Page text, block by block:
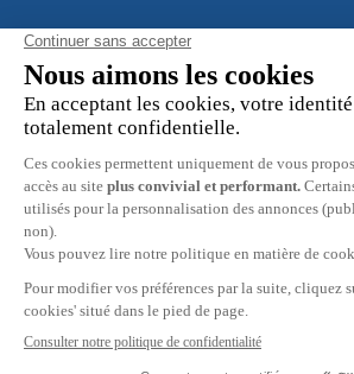
À propos
Informations pratiques
Restons en contact
© 2026 HOBBY MAX -Mentions
confidentialité
Préférences